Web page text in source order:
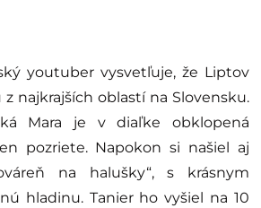
youtuber vysvetľuje, že Liptov
najkrajších oblastí na Slovensku.
Mara je v diaľke obklopená
pozriete. Napokon si našiel aj
na halušky“, s krásnym
hladinu. Tanier ho vyšiel na 10